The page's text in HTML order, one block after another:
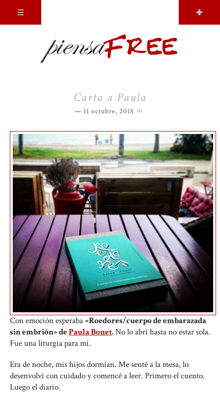
Carta a Paula
11 octubre, 2018
Con emoción esperaba«Roedores/cuerpo de embarazada
sin embrión» dePaula Bonet.No lo abrí hasta no estar sola.
Fue una liturgia para mí.
Era de noche, mis hijos dormían. Me senté a la mesa, lo
desenvolví con cuidado y comencé a leer. Primero el cuento.
Luego el diario.